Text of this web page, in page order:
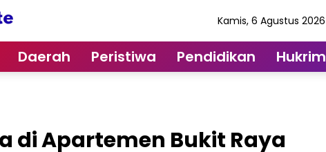
Kamis, 6 Agustus 2026
Daerah Peristiwa Pendidikan Hukrim
di Apartemen Bukit Raya